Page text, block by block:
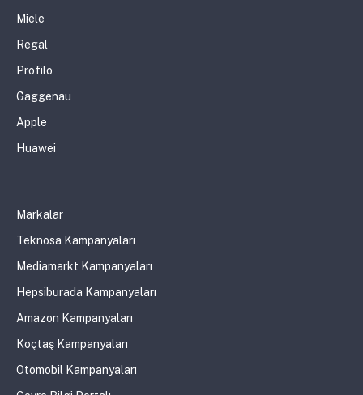
Miele
Regal
Profilo
Gaggenau
Apple
Huawei
Markalar
Teknosa Kampanyaları
Mediamarkt Kampanyaları
Hepsiburada Kampanyaları
Amazon Kampanyaları
Koçtaş Kampanyaları
Otomobil Kampanyaları